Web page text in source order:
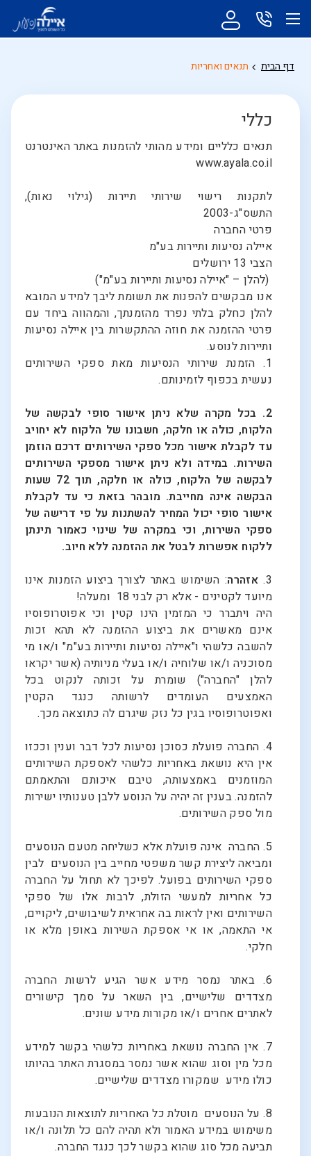
דף הבית תנאים ואחריות
כללי
תנאים כלליים ומידע מהותי להזמנות באתר האינטרנט
www.ayala.co.il
לתקנות רישוי שירותי תיירות (גילוי נאות),
התשס"ג-2003
פרטי החברה
איילה נסיעות ותיירות בע"מ
הצבי 13 ירושלים
(להלן – "איילה נסיעות ותיירות בע"מ")
אנו מבקשים להפנות את תשומת ליבך למידע המובא
להלן כחלק בלתי נפרד מהזמנתך, והמהווה ביחד עם
פרטי ההזמנה את חוזה ההתקשרות בין איילה נסיעות
ותיירות לנוסע.
1. הזמנת שירותי הנסיעות מאת ספקי השירותים
נעשית בכפוף לזמינותם.
2. בכל מקרה שלא ניתן אישור סופי לבקשה של
הלקוח, כולה או חלקה, חשבונו של הלקוח לא יחויב
עד לקבלת אישור מכל ספקי השירותים דרכם הוזמן
השירות. במידה ולא ניתן אישור מספקי השירותים
לבקשה של הלקוח, כולה או חלקה, תוך 72 שעות
הבקשה אינה מחייבת. מובהר בזאת כי עד לקבלת
אישור סופי יכול המחיר להשתנות על פי דרישה של
ספקי השירות, וכי במקרה של שינוי כאמור תינתן
ללקוח אפשרות לבטל את ההזמנה ללא חיוב.
3. אזהרה: השימוש באתר לצורך ביצוע הזמנות אינו
מיועד לקטינים - אלא רק לבני 18 ומעלה!
היה ויתברר כי המזמין הינו קטין וכי אפוטרופוסיו
אינם מאשרים את ביצוע ההזמנה לא תהא זכות
להשבה כלשהי ו"איילה נסיעות ותיירות בע"מ" ו/או מי
מסוכניה ו/או שלוחיה ו/או בעלי מניותיה (אשר יקראו
להלן "החברה") שומרת על זכותה לנקוט בכל
האמצעים העומדים לרשותה כנגד הקטין
ואפוטרופוסיו בגין כל נזק שיגרם לה כתוצאה מכך.
4. החברה פועלת כסוכן נסיעות לכל דבר וענין וככזו
אין היא נושאת באחריות כלשהי לאספקת השירותים
המוזמנים באמצעותה, טיבם איכותם והתאמתם
להזמנה. בענין זה יהיה על הנוסע ללבן טענותיו ישירות
מול ספק השירותים.
5. החברה אינה פועלת אלא כשליחה מטעם הנוסעים
ומביאה ליצירת קשר משפטי מחייב בין הנוסעים לבין
ספקי השירותים בפועל. לפיכך לא תחול על החברה
כל אחריות למעשי הזולת, לרבות אלו של ספקי
השירותים ואין לראות בה אחראית לשיבושים, ליקויים,
אי התאמה, או אי אספקת השירות באופן מלא או
חלקי.
6. באתר נמסר מידע אשר הגיע לרשות החברה
מצדדים שלישיים, בין השאר על סמך קישורים
לאתרים אחרים ו/או מקורות מידע שונים.
7. אין החברה נושאת באחריות כלשהי בקשר למידע
מכל מין וסוג שהוא אשר נמסר במסגרת האתר בהיותו
כולו מידע שמקורו מצדדים שלישיים.
8. על הנוסעים מוטלת כל האחריות לתוצאות הנובעות
משימוש במידע האמור ולא תהיה להם כל תלונה ו/או
תביעה מכל סוג שהוא בקשר לכך כנגד החברה.